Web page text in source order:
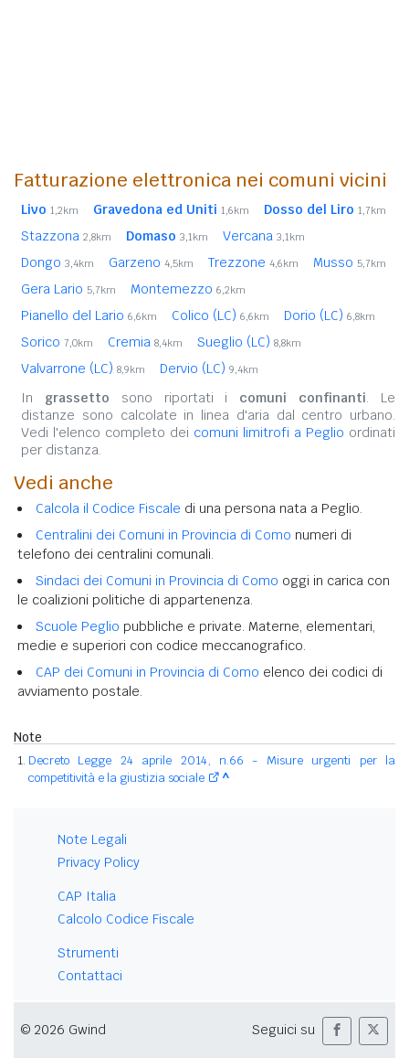
Fatturazione elettronica nei comuni vicini
Livo 1,2km Gravedona ed Uniti 1,6km Dosso del Liro 1,7km
Stazzona 2,8km Domaso 3,1km Vercana 3,1km
Dongo 3,4km Garzeno 4,5km Trezzone 4,6km Musso 5,7km
Gera Lario 5,7km Montemezzo 6,2km
Pianello del Lario 6,6km Colico (LC) 6,6km Dorio (LC) 6,8km
Sorico 7,0km Cremia 8,4km Sueglio (LC) 8,8km
Valvarrone (LC) 8,9km Dervio (LC) 9,4km
In grassetto sono riportati i comuni confinanti. Le
distanze sono calcolate in linea d'aria dal centro urbano.
Vedi l'elenco completo dei comuni limitrofi a Peglio ordinati
per distanza.
Vedi anche
Calcola il Codice Fiscale di una persona nata a Peglio.
Centralini dei Comuni in Provincia di Como numeri di
telefono dei centralini comunali.
Sindaci dei Comuni in Provincia di Como oggi in carica con
le coalizioni politiche di appartenenza.
Scuole Peglio pubbliche e private. Materne, elementari,
medie e superiori con codice meccanografico.
CAP dei Comuni in Provincia di Como elenco dei codici di
avviamento postale.
Note
Decreto Legge 24 aprile 2014, n.66 - Misure urgenti per la
competitività e la giustizia sociale
^
Note Legali
Privacy Policy
CAP Italia
Calcolo Codice Fiscale
Strumenti
Contattaci
© 2026 Gwind Seguici su